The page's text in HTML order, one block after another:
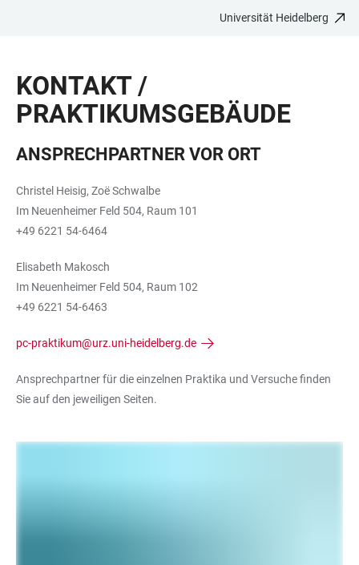
BARRIEREFREIHEIT
Universität Heidelberg
KONTAKT /
PRAKTIKUMSGEBÄUDE
ANSPRECHPARTNER VOR ORT
Christel Heisig, Zoë Schwalbe
Im Neuenheimer Feld 504, Raum 101
+49 6221 54-6464
Elisabeth Makosch
Im Neuenheimer Feld 504, Raum 102
+49 6221 54-6463
pc-praktikum@urz.uni-heidelberg.de
Ansprechpartner für die einzelnen Praktika und Versuche finden
Sie auf den jeweiligen Seiten.